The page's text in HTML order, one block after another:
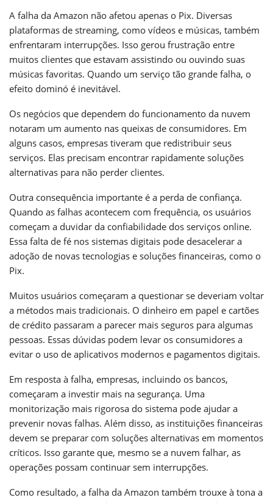
A falha da Amazon não afetou apenas o Pix. Diversas
plataformas de streaming, como vídeos e músicas, também
enfrentaram interrupções. Isso gerou frustração entre
muitos clientes que estavam assistindo ou ouvindo suas
músicas favoritas. Quando um serviço tão grande falha, o
efeito dominó é inevitável.
Os negócios que dependem do funcionamento da nuvem
notaram um aumento nas queixas de consumidores. Em
alguns casos, empresas tiveram que redistribuir seus
serviços. Elas precisam encontrar rapidamente soluções
alternativas para não perder clientes.
Outra consequência importante é a perda de confiança.
Quando as falhas acontecem com frequência, os usuários
começam a duvidar da confiabilidade dos serviços online.
Essa falta de fé nos sistemas digitais pode desacelerar a
adoção de novas tecnologias e soluções financeiras, como o
Pix.
Muitos usuários começaram a questionar se deveriam voltar
a métodos mais tradicionais. O dinheiro em papel e cartões
de crédito passaram a parecer mais seguros para algumas
pessoas. Essas dúvidas podem levar os consumidores a
evitar o uso de aplicativos modernos e pagamentos digitais.
Em resposta à falha, empresas, incluindo os bancos,
começaram a investir mais na segurança. Uma
monitorização mais rigorosa do sistema pode ajudar a
prevenir novas falhas. Além disso, as instituições financeiras
devem se preparar com soluções alternativas em momentos
críticos. Isso garante que, mesmo se a nuvem falhar, as
operações possam continuar sem interrupções.
Como resultado, a falha da Amazon também trouxe à tona a